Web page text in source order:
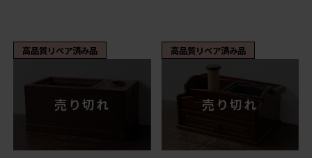
高品質リペア済み品
売り切れ
高品質リペア済み品
売り切れ